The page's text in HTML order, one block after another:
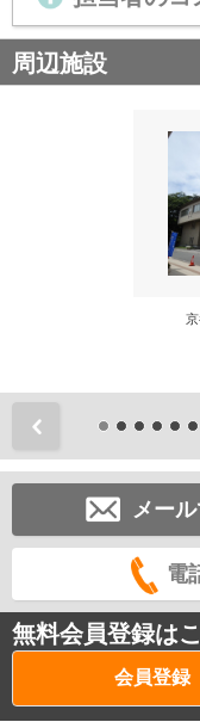
周辺施設
メー
電
無料会員登録は
会員登録